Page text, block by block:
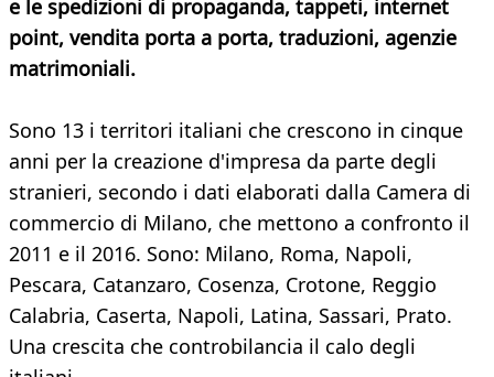
e le spedizioni di propaganda, tappeti, internet
point, vendita porta a porta, traduzioni, agenzie
matrimoniali.
Sono 13 i territori italiani che crescono in cinque
anni per la creazione d'impresa da parte degli
stranieri, secondo i dati elaborati dalla Camera di
commercio di Milano, che mettono a confronto il
2011 e il 2016. Sono: Milano, Roma, Napoli,
Pescara, Catanzaro, Cosenza, Crotone, Reggio
Calabria, Caserta, Napoli, Latina, Sassari, Prato.
Una crescita che controbilancia il calo degli